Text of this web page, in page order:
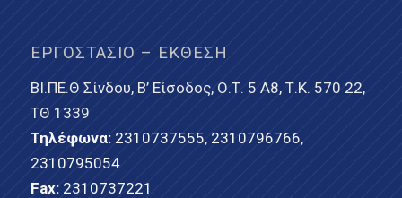
ΕΡΓΟΣΤΆΣΙΟ – ΈΚΘΕΣΗ
ΒΙ.ΠΕ.Θ Σίνδου, Β’ Είσοδος, Ο.Τ. 5 Α8, Τ.Κ. 570 22,
ΤΘ 1339
Τηλέφωνα: 2310737555, 2310796766,
2310795054
Fax: 2310737221